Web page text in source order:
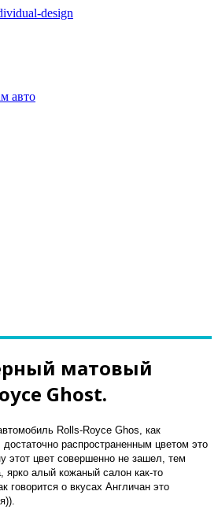
авто
матовый
Ghost.
Rolls-Royce Ghos, как
достаточно распространенным цветом это
этот цвет совершенно не зашел, тем
ярко алый кожаный салон как-то
говорится о вкусах Англичан это